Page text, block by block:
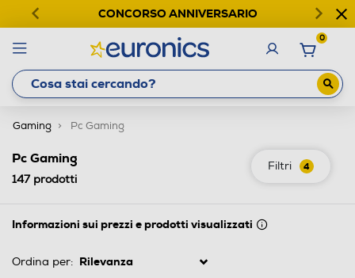
CONCORSO ANNIVERSARIO
0
Gaming Pc Gaming
Filtri 4
Pc Gaming
147prodotti
Informazioni sui prezzi e prodotti visualizzati
Ordina per: